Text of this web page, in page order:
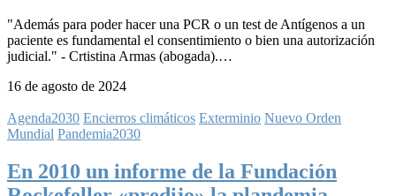
"Además para poder hacer una PCR o un test de Antígenos a un
paciente es fundamental el consentimiento o bien una autorización
judicial." - Crtistina Armas (abogada).…
16 de agosto de 2024
Agenda2030 Encierros climáticos Exterminio Nuevo Orden
Mundial Pandemia2030
En 2010 un informe de la Fundación